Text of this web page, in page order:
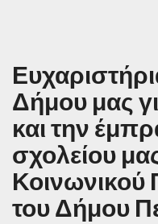
Δήμου μας
και την
σχολείου
Κοινωνικού
του Δήμου